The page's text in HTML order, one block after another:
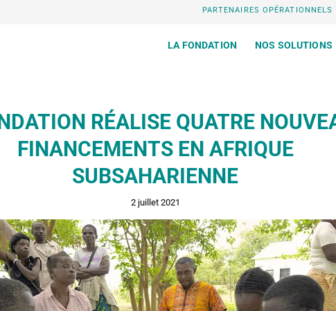
PARTENAIRES OPÉRATIONNELS
LA FONDATION NOS SOLUTIONS
RÉALISE QUATRE
FINANCEMENTS EN AFRIQUE
SUBSAHARIENNE
2 juillet 2021